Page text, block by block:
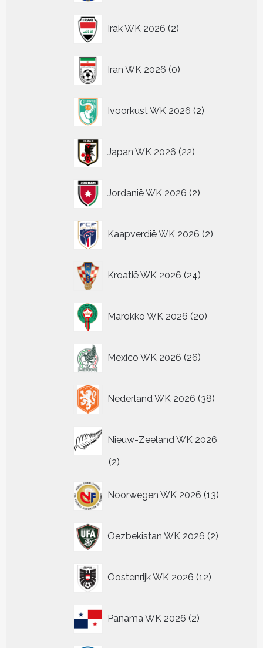
Irak WK 2026 2
producten
Iran WK 2026 0
producten
Ivoorkust WK 2026 2
producten
Japan WK 2026 22
producten
Jordanië WK 2026 2
producten
Kaapverdië WK 2026 2
producten
Kroatië WK 2026 24
producten
Marokko WK 2026 20
producten
Mexico WK 2026 26
producten
Nederland WK 2026 38
producten
Nieuw-Zeeland WK 2026
22
Noorwegen WK 2026 13
producten
Oezbekistan WK 2026 2
producten
Oostenrijk WK 2026 12
producten
Panama WK 2026 2
producten